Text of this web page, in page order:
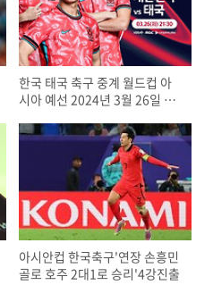
한국 태국 축구 중계 월드컵 아
시아 예선 2024년 3월 26일 경
아시안컵 한국축구'연장 손흥민
골로 호주 2대1로 승리'4강진출